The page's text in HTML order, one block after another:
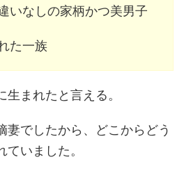
いなしの家柄かつ美男子
た一族
まれたと言える。
妻でしたから、どこからどう
いました。